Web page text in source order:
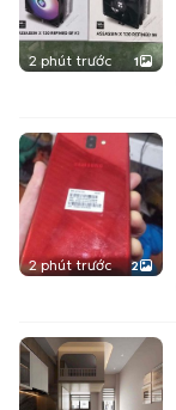
2 phút trước 1
2 phút trước 2